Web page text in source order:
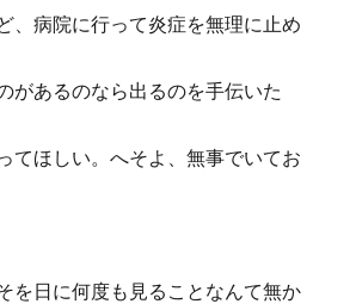
、病院に行って炎症を無理に止め
があるのなら出るのを手伝いた
てほしい。へそよ、無事でいてお
を日に何度も見ることなんて無か